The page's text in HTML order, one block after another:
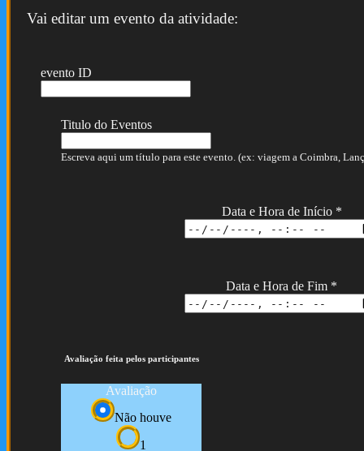
Vai editar um evento da atividade:
evento ID
Titulo do Eventos
Escreva aqui um título para este evento. (ex: viagem a Coimbra,
Data e Hora de Início *
Data e Hora de Fim *
Avaliação feita pelos participantes
Avaliação
Não houve
1